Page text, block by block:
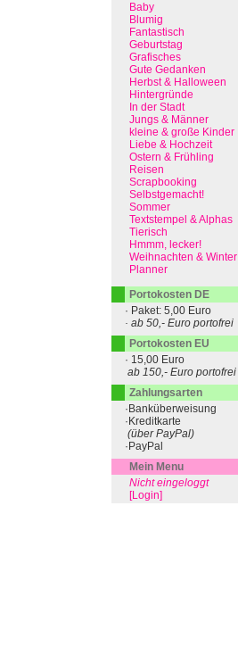
Baby
Blumig
Fantastisch
Geburtstag
Grafisches
Gute Gedanken
Herbst & Halloween
Hintergründe
In der Stadt
Jungs & Männer
kleine & große Kinder
Liebe & Hochzeit
Ostern & Frühling
Reisen
Scrapbooking
Selbstgemacht!
Sommer
Textstempel & Alphas
Tierisch
Hmmm, lecker!
Weihnachten & Winter
Planner
Portokosten DE
· Paket: 5,00 Euro
· ab 50,- Euro portofrei
Portokosten EU
· 15,00 Euro
ab 150,- Euro portofrei
Zahlungsarten
·Banküberweisung
·Kreditkarte
(über PayPal)
·PayPal
Mein Menu
Nicht eingeloggt
[Login]